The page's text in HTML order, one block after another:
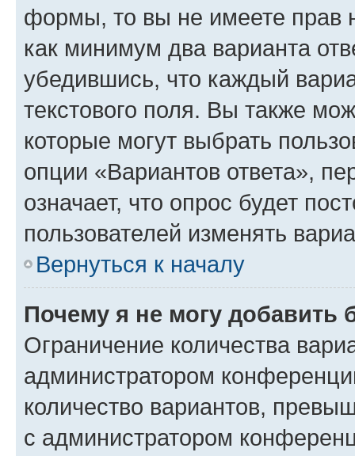
формы, то вы не имеете прав
как минимум два варианта
убедившись, что каждый
текстового поля. Вы также
которые могут выбрать
опции «Вариантов ответа»,
означает, что опрос будет
пользователей изменять
Вернуться к началу
Почему я не могу добавить
Ограничение количества
администратором
количество вариантов,
с администратором